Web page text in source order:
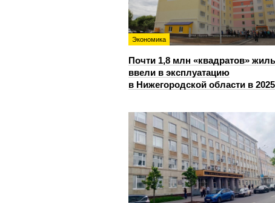
Экономика
Почти 1,8 млн «квадратов»
ввели в эксплуатацию
в Нижегородской области в